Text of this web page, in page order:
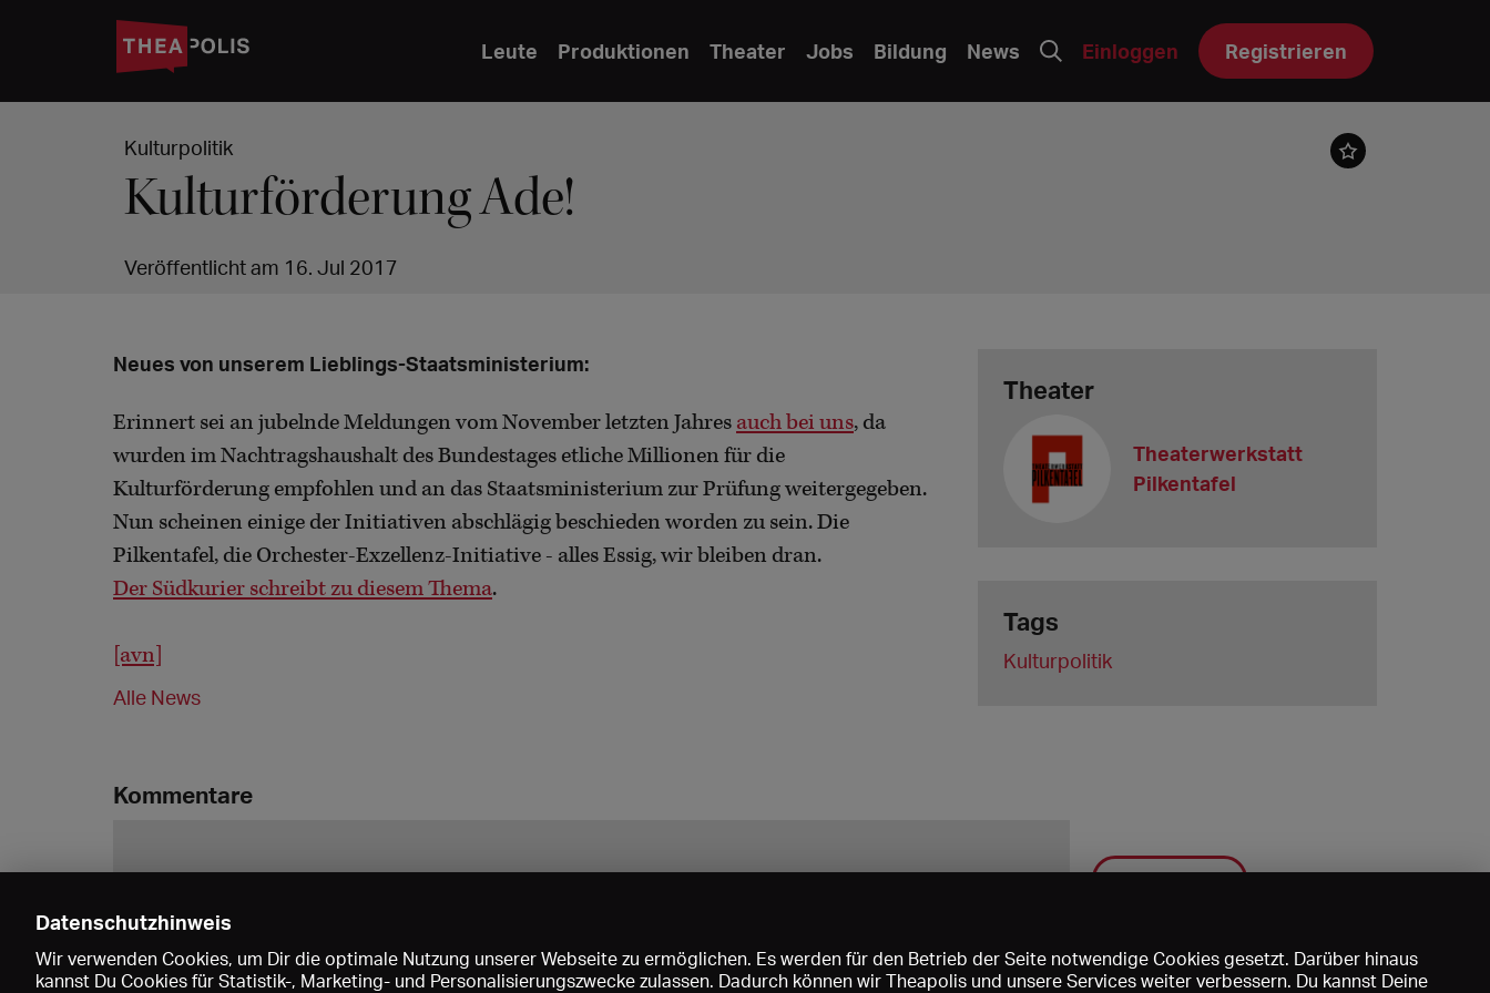
Leute Produktionen Theater Jobs Bildung News Einloggen Registrieren
Kulturpolitik
Kulturförderung Ade!
Veröffentlicht am 16. Jul 2017
Neues von unserem Lieblings-Staatsministerium:
Erinnert sei an jubelnde Meldungen vom November letzten Jahres auch bei uns, da
wurden im Nachtragshaushalt des Bundestages etliche Millionen für die
Kulturförderung empfohlen und an das Staatsministerium zur Prüfung weitergegeben.
Nun scheinen einige der Initiativen abschlägig beschieden worden zu sein. Die
Pilkentafel, die Orchester-Exzellenz-Initiative - alles Essig, wir bleiben dran.
Der Südkurier schreibt zu diesem Thema.
[avn]
Alle News
Theater
Theaterwerkstatt
Pilkentafel
Tags
Kulturpolitik
Kommentare
Speichern
Datenschutzhinweis
Wir verwenden Cookies, um Dir die optimale Nutzung unserer Webseite zu ermöglichen. Es werden für den Betrieb der Seite notwendige Cookies gesetzt. Darüber hinaus
kannst Du Cookies für Statistik-, Marketing- und Personalisierungszwecke zulassen. Dadurch können wir Theapolis und unsere Services weiter verbessern. Du kannst Deine